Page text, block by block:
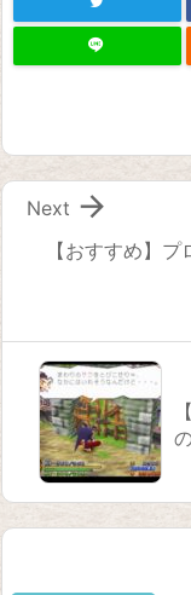
【おすすめ】

Next